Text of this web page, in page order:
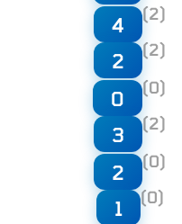
4 (2)
2 (2)
0 (0)
3 (2)
2 (0)
1 (0)